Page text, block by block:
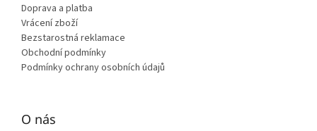
Doprava a platba
Vrácení zboží
Bezstarostná reklamace
Obchodní podmínky
Podmínky ochrany osobních údajů
O nás